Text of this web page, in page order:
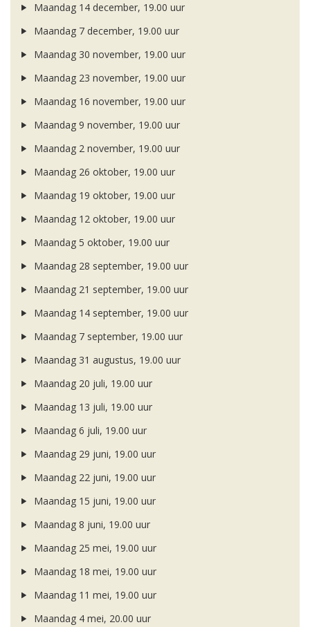
Maandag 14 december, 19.00 uur
Maandag 7 december, 19.00 uur
Maandag 30 november, 19.00 uur
Maandag 23 november, 19.00 uur
Maandag 16 november, 19.00 uur
Maandag 9 november, 19.00 uur
Maandag 2 november, 19.00 uur
Maandag 26 oktober, 19.00 uur
Maandag 19 oktober, 19.00 uur
Maandag 12 oktober, 19.00 uur
Maandag 5 oktober, 19.00 uur
Maandag 28 september, 19.00 uur
Maandag 21 september, 19.00 uur
Maandag 14 september, 19.00 uur
Maandag 7 september, 19.00 uur
Maandag 31 augustus, 19.00 uur
Maandag 20 juli, 19.00 uur
Maandag 13 juli, 19.00 uur
Maandag 6 juli, 19.00 uur
Maandag 29 juni, 19.00 uur
Maandag 22 juni, 19.00 uur
Maandag 15 juni, 19.00 uur
Maandag 8 juni, 19.00 uur
Maandag 25 mei, 19.00 uur
Maandag 18 mei, 19.00 uur
Maandag 11 mei, 19.00 uur
Maandag 4 mei, 20.00 uur